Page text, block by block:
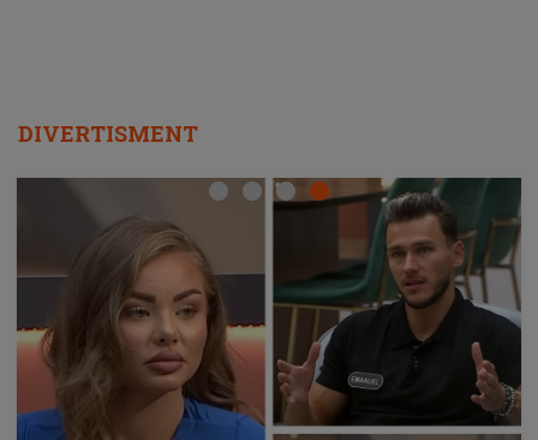
DIVERTISMENT